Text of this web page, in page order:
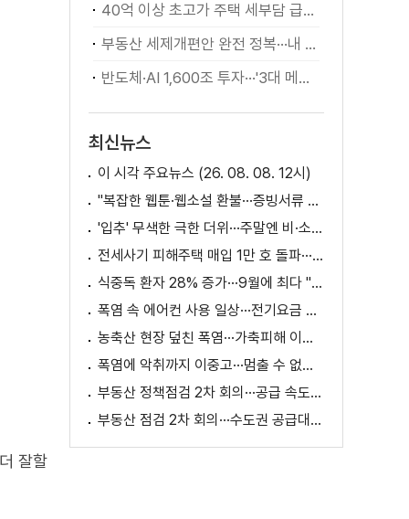
잘할
40억 이상 초고가 주택 세부담 급증···실수요자 보호 강화
부동산 세제개편안 완전 정복···내 세금 어떻게 달라지나? [K-정책 사용법]
반도체·AI 1,600조 투자···'3대 메가프로젝트' 속도
최신뉴스
이 시각 주요뉴스 (26. 08. 08. 12시)
"복잡한 웹툰·웹소설 환불···증빙서류 요구까지"
'입추' 무색한 극한 더위···주말엔 비·소나기
전세사기 피해주택 매입 1만 호 돌파···피해 지원 속도
식중독 환자 28% 증가···9월에 최다 "입추 방심 금물"
폭염 속 에어컨 사용 일상···전기요금 줄이려면?
농축산 현장 덮친 폭염···가축피해 이틀 새 28만 마리↑
폭염에 악취까지 이중고···멈출 수 없는 필수노동
부동산 정책점검 2차 회의···공급 속도전 본격화하나
부동산 점검 2차 회의···수도권 공급대책 논의